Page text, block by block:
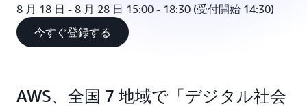
8 月 18 日 - 8 月 28 日 15:00 - 18:30 (受付開始 14:30)
今すぐ登録する
AWS、全国 7 地域で「デジタル社会